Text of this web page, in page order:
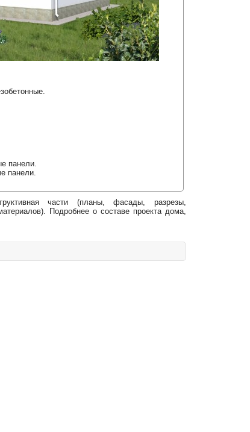
панели.
панели.
части (планы, фасады, разрезы,
Подробнее о составе проекта дома,